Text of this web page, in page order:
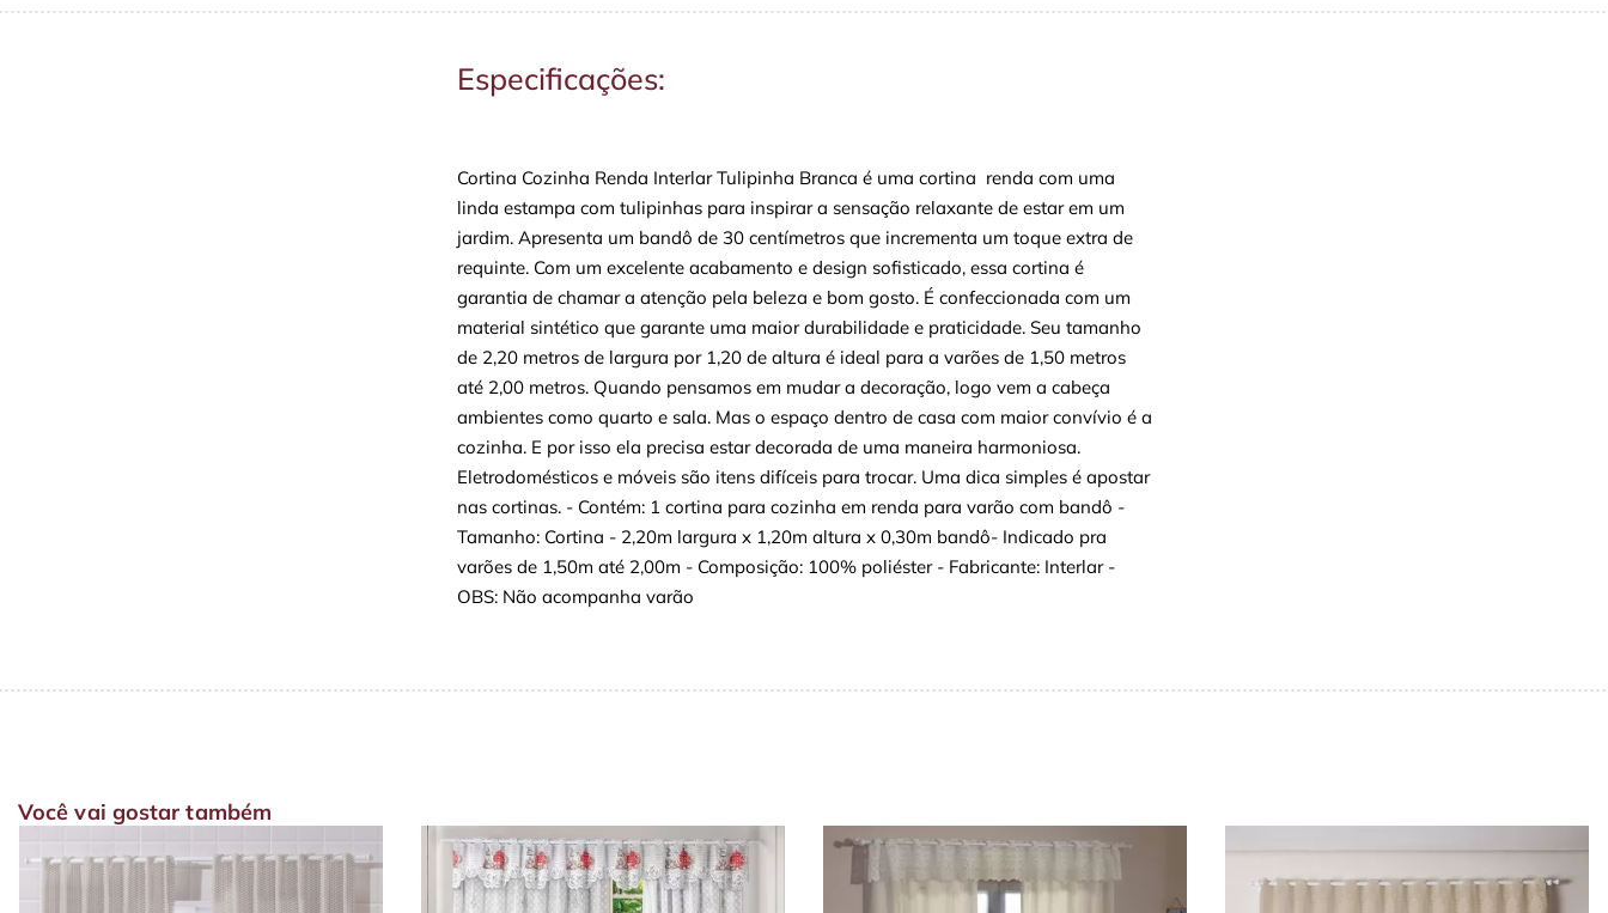
Especificações:
Cortina Cozinha Renda Interlar Tulipinha Branca é uma cortina renda com uma
linda estampa com tulipinhas para inspirar a sensação relaxante de estar em um
jardim. Apresenta um bandô de 30 centímetros que incrementa um toque extra de
requinte. Com um excelente acabamento e design sofisticado, essa cortina é
garantia de chamar a atenção pela beleza e bom gosto. É confeccionada com um
material sintético que garante uma maior durabilidade e praticidade. Seu tamanho
de 2,20 metros de largura por 1,20 de altura é ideal para a varões de 1,50 metros
até 2,00 metros. Quando pensamos em mudar a decoração, logo vem a cabeça
ambientes como quarto e sala. Mas o espaço dentro de casa com maior convívio é a
cozinha. E por isso ela precisa estar decorada de uma maneira harmoniosa.
Eletrodomésticos e móveis são itens difíceis para trocar. Uma dica simples é apostar
nas cortinas. - Contém: 1 cortina para cozinha em renda para varão com bandô -
Tamanho: Cortina - 2,20m largura x 1,20m altura x 0,30m bandô- Indicado pra
varões de 1,50m até 2,00m - Composição: 100% poliéster - Fabricante: Interlar -
OBS: Não acompanha varão
Você vai gostar também